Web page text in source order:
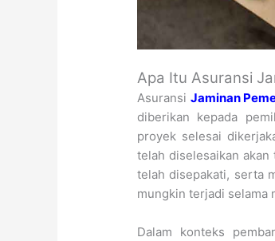
Apa Itu Asuransi
Asuransi Jaminan
diberikan kepada
proyek selesai
telah diselesaikan
telah disepakati, serta
mungkin terjadi selama
Dalam konteks